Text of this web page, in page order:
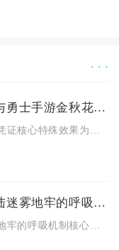
· · ·
秋花篮装扮凭证在游戏中有何特殊效果
地牢的呼吸机制是怎样的